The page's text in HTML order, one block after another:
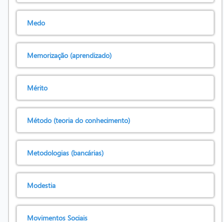
Medo
Memorização (aprendizado)
Mérito
Método (teoria do conhecimento)
Metodologias (bancárias)
Modestia
Movimentos Sociais